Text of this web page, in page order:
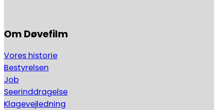
Om Døvefilm
Vores historie
Bestyrelsen
Job
Seerinddragelse
Klagevejledning